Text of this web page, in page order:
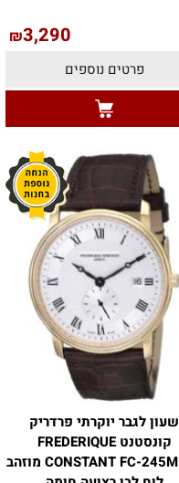
₪3,290
פרטים נוספים
שעון לגבר יוקרתי פרדריק
קונסטנט FREDERIQUE
CONSTANT FC-245M5S5 מוזהב